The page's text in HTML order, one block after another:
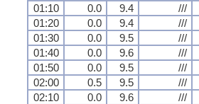
01:10
0.0 9.4 ///
01:20
0.0 9.4 ///
01:30
0.0 9.5 ///
01:40
0.0 9.6 ///
01:50
0.0 9.5 ///
02:00
0.5 9.5 ///
02:10
0.0 9.6 ///
01:10
0.0 9.4 ///
01:20
0.0 9.4 ///
01:30
0.0 9.5 ///
01:40
0.0 9.6 ///
01:50
0.0 9.5 ///
02:00
0.5 9.5 ///
02:10
0.0 9.6 ///
01:10
0.0 9.4 ///
01:20
0.0 9.4 ///
01:30
0.0 9.5 ///
01:40
0.0 9.6 ///
01:50
0.0 9.5 ///
02:00
0.5 9.5 ///
02:10
0.0 9.6 ///
01:10
0.0 9.4 ///
01:20
0.0 9.4 ///
01:30
0.0 9.5 ///
01:40
0.0 9.6 ///
01:50
0.0 9.5 ///
02:00
0.5 9.5 ///
02:10
0.0 9.6 ///